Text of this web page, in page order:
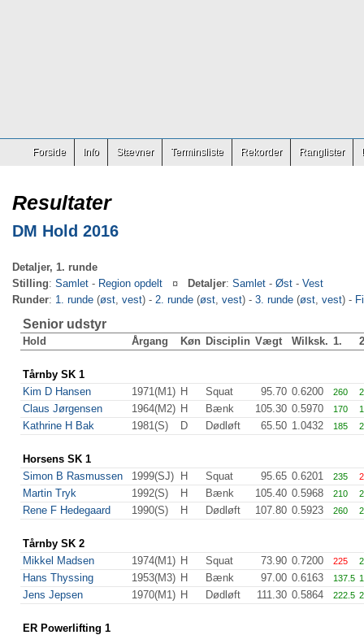
Forside Info Stævner Terminsliste Rekorder Ranglister
Resultater
DM Hold 2016
Detaljer, 1. runde
Stilling: Samlet - Region opdelt ¤ Detaljer: Samlet - Øst - Vest
Runder: 1. runde (øst, vest) - 2. runde (øst, vest) - 3. runde (øst, vest) -
Senior udstyr
Hold Årgang Køn Disciplin Vægt Wilksk. 1.
Tårnby SK 1
Kim D Hansen
1971(M1) H Squat 95.70 0.6200 260
Claus Jørgensen 1964(M2) H Bænk 105.30 0.5970 170
Kathrine H Bak 1981(S) D Dødløft 65.50 1.0432 185
Horsens SK 1
Simon B Rasmussen
1999(SJ) H Squat 95.65 0.6201 235
Martin Tryk 1992(S) H Bænk 105.40 0.5968 210
Rene F Hedegaard 1990(S) H Dødløft 107.80 0.5923 260
Tårnby SK 2
Mikkel Madsen
1974(M1) H Squat 73.90 0.7200 225
Hans Thyssing 1953(M3) H Bænk 97.00 0.6163 137.5
Jens Jepsen 1970(M1) H Dødløft 111.30 0.5864 222.5
ER Powerlifting 1